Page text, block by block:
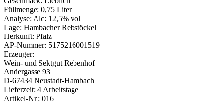
Füllmenge: 0,75 Liter
Analyse: Alc: 12,5% vol
Lage: Hambacher Rebstöckel
Herkunft: Pfalz
AP-Nummer: 5175216001519
Erzeuger:
Wein- und Sektgut Rebenhof
Andergasse 93
D-67434 Neustadt-Hambach
Lieferzeit: 4 Arbeitstage
Artikel-Nr.: 016